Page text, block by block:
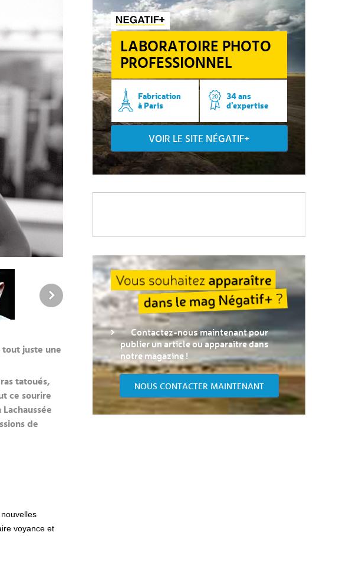
tout juste une
tatoués,
ce sourire
de
voyance et
LABORATOIRE PHOTO
PROFESSIONNEL
Fabrication
à Paris
34 ans
d’expertise
VOIR LE SITE NÉGATIF+
Contactez-nous maintenant pour
publier un article ou apparaître dans
notre magazine !
NOUS CONTACTER MAINTENANT